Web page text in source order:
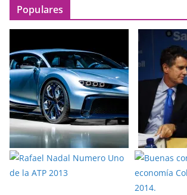
Populares